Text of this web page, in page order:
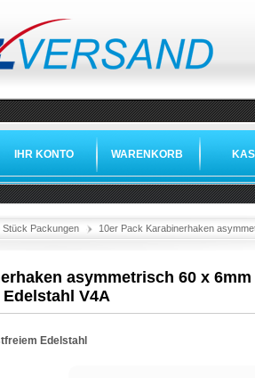
IHR KONTO WARENKORB
Stück Packungen 10er Pack Karabinerhaken
asymmetrisch 60 x 6mm
Edelstahl V4A
Edelstahl